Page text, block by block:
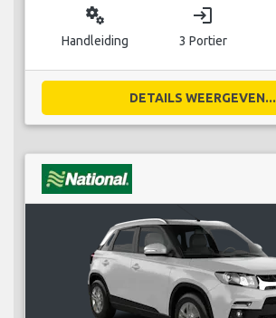
miscellaneous_services
Handleiding
login
3 Portier
DETAILS WEERGEVEN...